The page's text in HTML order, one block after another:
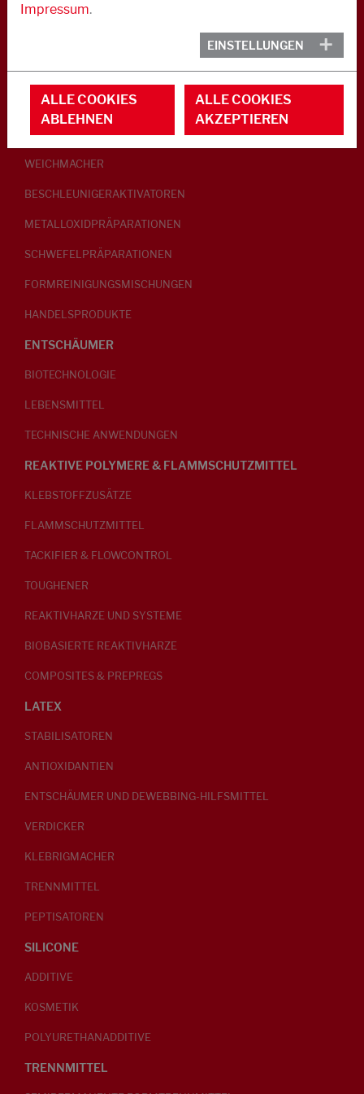
GLEITMITTEL
PEPTISATOREN
KLEBRIGMACHER / HOMOGENISATOREN
WEICHMACHER
BESCHLEUNIGERAKTIVATOREN
METALLOXIDPRÄPARATIONEN
SCHWEFELPRÄPARATIONEN
FORMREINIGUNGSMISCHUNGEN
HANDELSPRODUKTE
ENTSCHÄUMER
BIOTECHNOLOGIE
LEBENSMITTEL
TECHNISCHE ANWENDUNGEN
REAKTIVE POLYMERE & FLAMMSCHUTZMITTEL
KLEBSTOFFZUSÄTZE
FLAMMSCHUTZMITTEL
TACKIFIER & FLOWCONTROL
TOUGHENER
REAKTIVHARZE UND SYSTEME
BIOBASIERTE REAKTIVHARZE
COMPOSITES & PREPREGS
LATEX
STABILISATOREN
ANTIOXIDANTIEN
ENTSCHÄUMER UND DEWEBBING-HILFSMITTEL
VERDICKER
KLEBRIGMACHER
TRENNMITTEL
PEPTISATOREN
SILICONE
ADDITIVE
KOSMETIK
POLYURETHANADDITIVE
TRENNMITTEL
Impressum.
EINSTELLUNGEN
ALLE COOKIES
ABLEHNEN
ALLE COOKIES
AKZEPTIEREN